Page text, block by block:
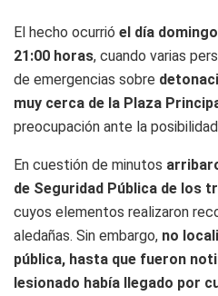
El hecho ocurrió el día
21:00 horas, cuando varias
de emergencias sobre
muy cerca de la Plaza
preocupación ante la
En cuestión de minutos
de Seguridad Pública de los
cuyos elementos realizaron
aledañas. Sin embargo, no
pública, hasta que fueron
lesionado había llegado por